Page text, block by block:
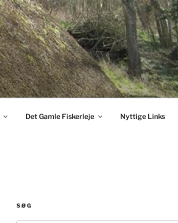
Det Gamle Fiskerleje Nyttige Links
SØG